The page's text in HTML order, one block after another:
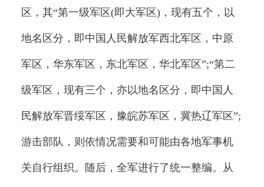
区，其“第一级军区(即大军区)，现有五个，以
地名区分，即中国人民解放军西北军区，中原
军区，华东军区，东北军区，华北军区”;“第二
级军区，现有三个，亦以地名区分，即中国人
民解放军晋绥军区，豫皖苏军区，冀热辽军区”;
游击部队，则依情况需要和可能由各地军事机
关自行组织。随后，全军进行了统一整编。从